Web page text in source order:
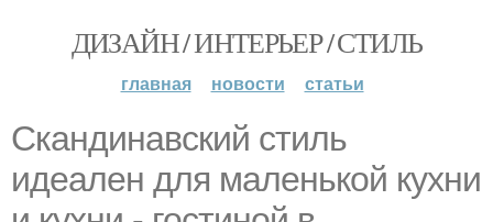
ДИЗАЙН / ИНТЕРЬЕР / СТИЛЬ
главная новости статьи
Скандинавский стиль
идеален для маленькой кухни